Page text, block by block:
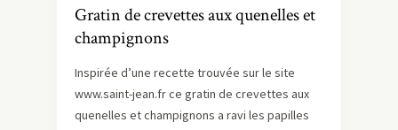
Gratin de crevettes aux quenelles et
champignons
Inspirée d’une recette trouvée sur le site
www.saint-jean.fr ce gratin de crevettes aux
quenelles et champignons a ravi les papilles